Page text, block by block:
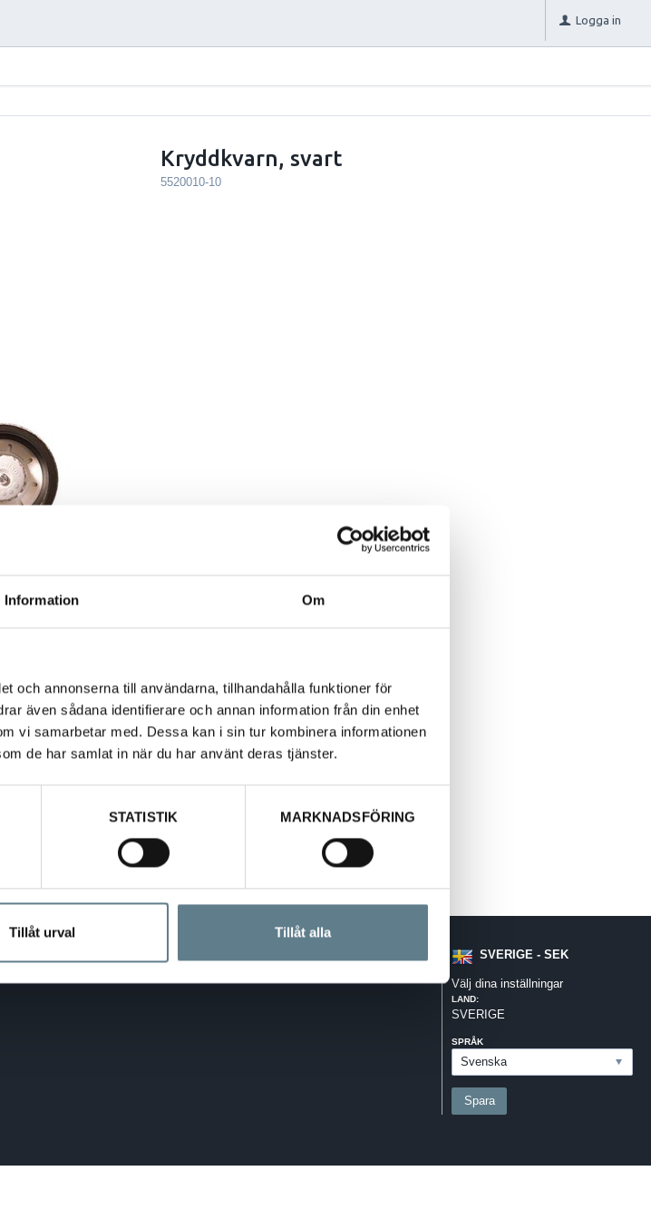
Information Om
och annonserna till användarna, tillhandahålla funktioner för
även sådana identifierare och annan information från din enhet
vi samarbetar med. Dessa kan i sin tur kombinera informationen
de har samlat in när du har använt deras tjänster.
STATISTIK MARKNADSFÖRING
Tillåt urval Tillåt alla
Logga in
Kryddkvarn, svart
5520010-10
botten.
SVERIGE - SEK
Välj dina inställningar
LAND:
SVERIGE
SPRÅK